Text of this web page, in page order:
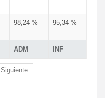
ADM INF
98,24 % 95,34 %
Siguiente